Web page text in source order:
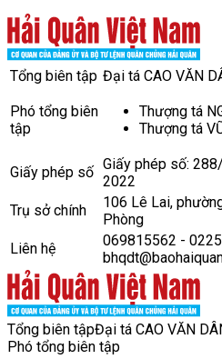
Tổng biên tập Đại tá CAO VĂN
Phó tổng biên
tập
Thượng tá
Thượng tá
Giấy phép số Giấy phép số:
2022
Trụ sở chính
106 Lê Lai,
Phòng
Liên hệ
069815562 -
Tổng biên tậpĐại tá CAO VĂN
Phó tổng biên tập